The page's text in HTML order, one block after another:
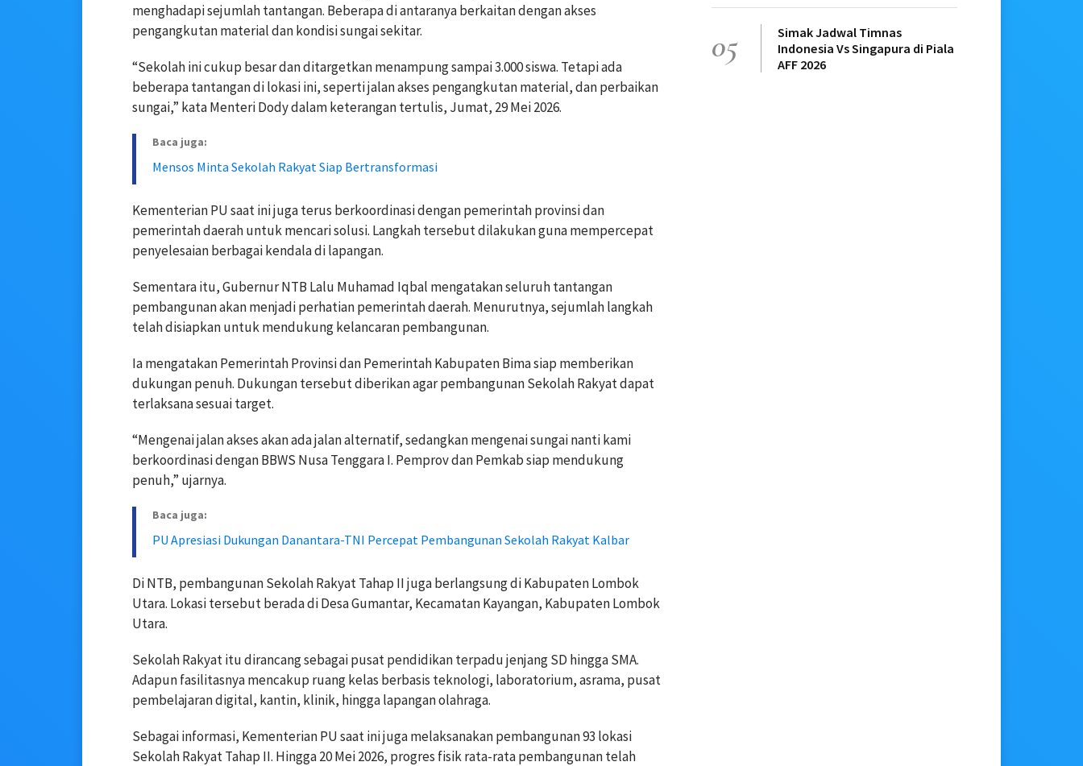
menghadapi sejumlah tantangan. Beberapa di antaranya berkaitan dengan akses
pengangkutan material dan kondisi sungai sekitar.
“Sekolah ini cukup besar dan ditargetkan menampung sampai 3.000 siswa. Tetapi ada
beberapa tantangan di lokasi ini, seperti jalan akses pengangkutan material, dan perbaikan
sungai,” kata Menteri Dody dalam keterangan tertulis, Jumat, 29 Mei 2026.
Baca juga:
Mensos Minta Sekolah Rakyat Siap Bertransformasi
Kementerian PU saat ini juga terus berkoordinasi dengan pemerintah provinsi dan
pemerintah daerah untuk mencari solusi. Langkah tersebut dilakukan guna mempercepat
penyelesaian berbagai kendala di lapangan.
Sementara itu, Gubernur NTB Lalu Muhamad Iqbal mengatakan seluruh tantangan
pembangunan akan menjadi perhatian pemerintah daerah. Menurutnya, sejumlah langkah
telah disiapkan untuk mendukung kelancaran pembangunan.
Ia mengatakan Pemerintah Provinsi dan Pemerintah Kabupaten Bima siap memberikan
dukungan penuh. Dukungan tersebut diberikan agar pembangunan Sekolah Rakyat dapat
terlaksana sesuai target.
“Mengenai jalan akses akan ada jalan alternatif, sedangkan mengenai sungai nanti kami
berkoordinasi dengan BBWS Nusa Tenggara I. Pemprov dan Pemkab siap mendukung
penuh,” ujarnya.
Baca juga:
PU Apresiasi Dukungan Danantara-TNI Percepat Pembangunan Sekolah Rakyat Kalbar
Di NTB, pembangunan Sekolah Rakyat Tahap II juga berlangsung di Kabupaten Lombok
Utara. Lokasi tersebut berada di Desa Gumantar, Kecamatan Kayangan, Kabupaten Lombok
Utara.
Sekolah Rakyat itu dirancang sebagai pusat pendidikan terpadu jenjang SD hingga SMA.
Adapun fasilitasnya mencakup ruang kelas berbasis teknologi, laboratorium, asrama, pusat
pembelajaran digital, kantin, klinik, hingga lapangan olahraga.
Sebagai informasi, Kementerian PU saat ini juga melaksanakan pembangunan 93 lokasi
Sekolah Rakyat Tahap II. Hingga 20 Mei 2026, progres fisik rata-rata pembangunan telah
05
Simak Jadwal Timnas
Indonesia Vs Singapura di Piala
AFF 2026